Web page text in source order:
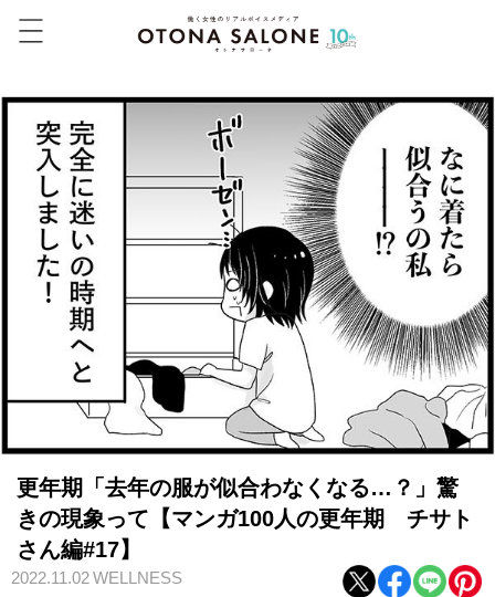
更年期「去年の服が似合わなくなる…？」驚
きの現象って【マンガ100人の更年期 チサト
さん編#17】
2022.11.02WELLNESS